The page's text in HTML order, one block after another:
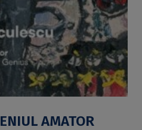
AMATOR